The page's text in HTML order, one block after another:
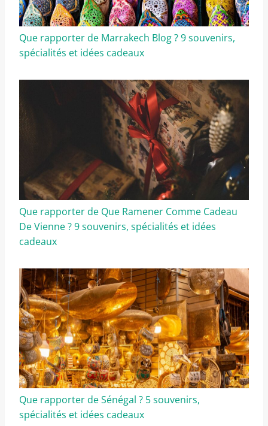
Que rapporter de Marrakech Blog ? 9 souvenirs,
spécialités et idées cadeaux
Que rapporter de Que Ramener Comme Cadeau
De Vienne ? 9 souvenirs, spécialités et idées
cadeaux
Que rapporter de Sénégal ? 5 souvenirs,
spécialités et idées cadeaux